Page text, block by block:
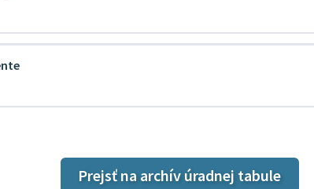
Prejsť na archív úradnej tabule